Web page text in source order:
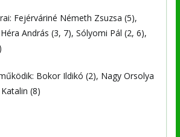
Fejérváriné Németh Zsuzsa (5),
András (3, 7), Sólyomi Pál (2, 6),
Bokor Ildikó (2), Nagy Orsolya
(8)